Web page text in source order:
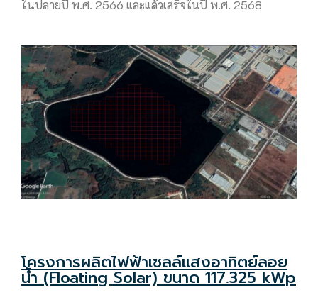
ในปลายปี พ.ศ. 2566 และแล้วเสร็จในปี พ.ศ. 2568
โครงการผลิตไฟฟ้าเซลล์แสงอาทิตย์ลอย
น้ำ (Floating Solar) ขนาด 117.325 kWp